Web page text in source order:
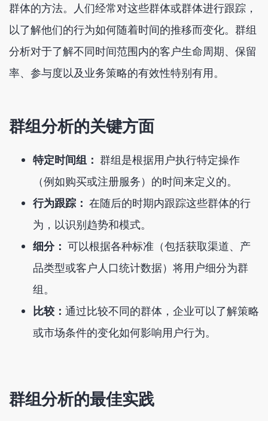
群体的方法。人们经常对这些群体或群体进行跟踪，
以了解他们的行为如何随着时间的推移而变化。群组
分析对于了解不同时间范围内的客户生命周期、保留
率、参与度以及业务策略的有效性特别有用。
群组分析的关键方面
特定时间组： 群组是根据用户执行特定操作
（例如购买或注册服务）的时间来定义的。
行为跟踪： 在随后的时期内跟踪这些群体的行
为，以识别趋势和模式。
细分： 可以根据各种标准（包括获取渠道、产
品类型或客户人口统计数据）将用户细分为群
组。
比较： 通过比较不同的群体，企业可以了解策略
或市场条件的变化如何影响用户行为。
群组分析的最佳实践